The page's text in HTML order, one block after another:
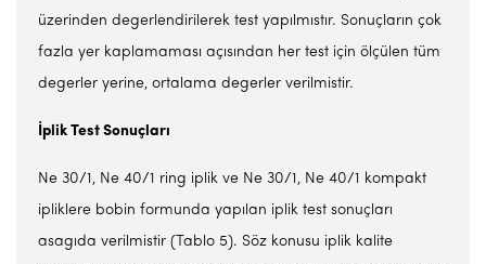
üzerinden degerlendirilerek test yapılmıstır. Sonuçların çok
fazla yer kaplamaması açısından her test için ölçülen tüm
degerler yerine, ortalama degerler verilmistir.
İplik Test Sonuçları
Ne 30/1, Ne 40/1 ring iplik ve Ne 30/1, Ne 40/1 kompakt
ipliklere bobin formunda yapılan iplik test sonuçları
asagıda verilmistir (Tablo 5). Söz konusu iplik kalite